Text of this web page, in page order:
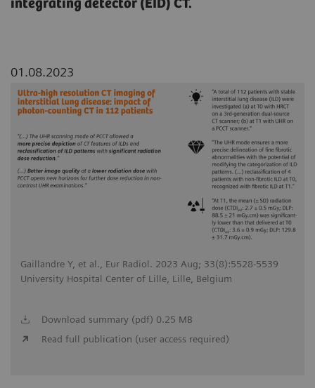
integrating detector (EID) CT.
01.08.2023
Gaillandre Y, et al., Eur Radiol. 2023 Aug; 33(8):5528-5539
University Hospital Center of Lille, Lille, Belgium
Download summary (pdf) 0.25 MB
Read full publication (user access required)